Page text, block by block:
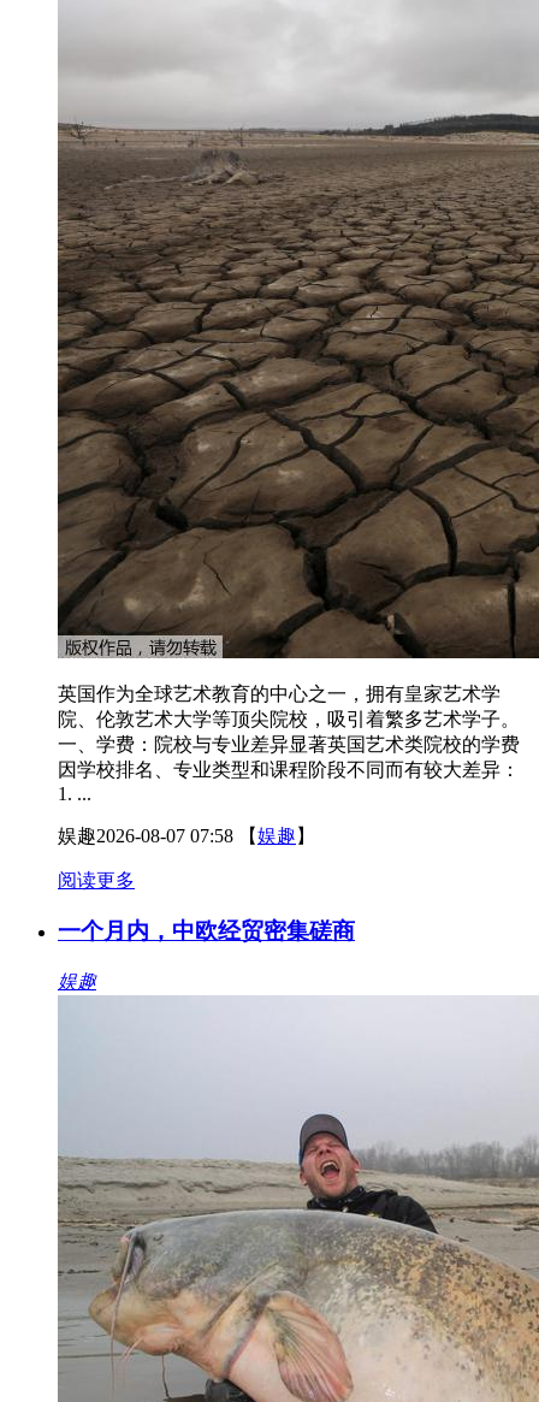
英国作为全球艺术教育的中心之一，拥有皇家艺术学
院、伦敦艺术大学等顶尖院校，吸引着繁多艺术学子。
一、学费：院校与专业差异显著英国艺术类院校的学费
因学校排名、专业类型和课程阶段不同而有较大差异：
1. ...
娱趣2026-08-07 07:58 【娱趣 】
阅读更多
一个月内，中欧经贸密集磋商
娱趣